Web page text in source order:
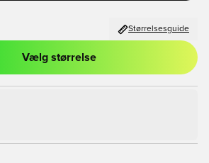
Størrelsesguide
logge ind eller tilmelde dig som medlem
Vælg størrelse